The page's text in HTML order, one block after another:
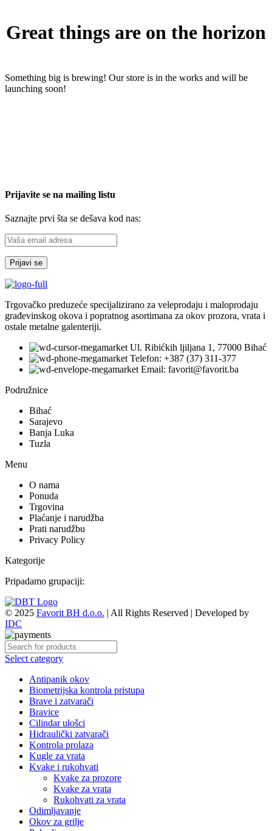
Great things are on the horizon
Something big is brewing! Our store is in the works and will be
launching soon!
Prijavite se na mailing listu
Saznajte prvi šta se dešava kod nas:
Trgovačko preduzeće specijalizirano za veleprodaju i maloprodaju
građevinskog okova i popratnog asortimana za okov prozora, vrata i
ostale metalne galenteriji.
Ul. Ribićkih ljiljana 1, 77000 Bihać
Telefon: +387 (37) 311-377
Email: favorit@favorit.ba
Podružnice
Bihać
Sarajevo
Banja Luka
Tuzla
Menu
O nama
Ponuda
Trgovina
Plaćanje i narudžba
Prati narudžbu
Privacy Policy
Kategorije
Pripadamo grupaciji:
© 2025 Favorit BH d.o.o. | All Rights Reserved | Developed by
IDC
Select category
Antipanik okov
Biometrijska kontrola pristupa
Brave i zatvarači
Bravice
Cilindar ulošci
Hidraulički zatvarači
Kontrola prolaza
Kugle za vrata
Kvake i rukohvati
Kvake za prozore
Kvake za vrata
Rukohvati za vrata
Odimljavanje
Okov za grilje